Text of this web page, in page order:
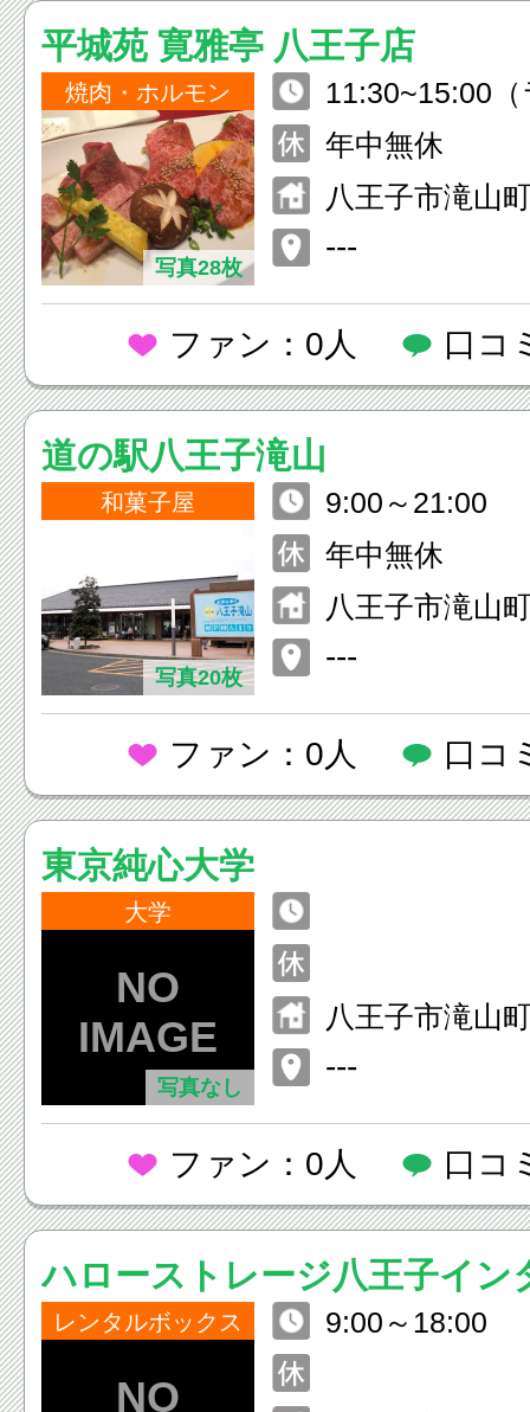
平城苑 寛雅亭 八王子店
焼肉・ホルモン
写真28枚
11:30~15:00
0~22:30
年中無休
八王子市滝山
---
ファン：0人 口コ
道の駅八王子滝山
和菓子屋
写真20枚
9:00～21:00
年中無休
八王子市滝山
---
ファン：0人 口コ
東京純心大学
大学
写真なし
八王子市滝山
---
ファン：0人 口コ
ハローストレージ八王子イン
木・石川）
レンタルボックス 9:00～18:00